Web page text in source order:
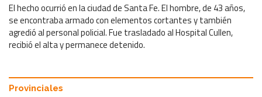
El hecho ocurrió en la ciudad de Santa Fe. El hombre, de 43 años,
se encontraba armado con elementos cortantes y también
agredió al personal policial. Fue trasladado al Hospital Cullen,
recibió el alta y permanece detenido.
Provinciales